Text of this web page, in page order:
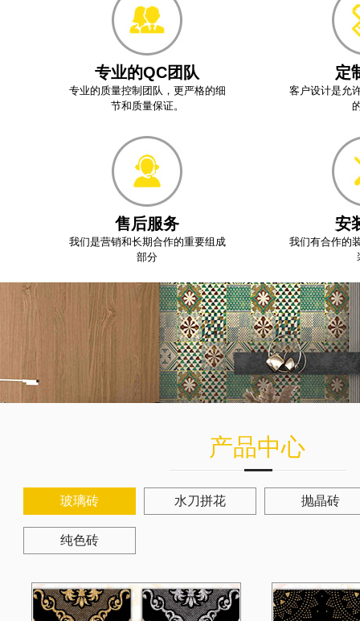
专业的QC团队
专业的质量控制团队，更严格的细
节和质量保证。
定
客户设计是允
售后服务
我们是营销和长期合作的重要组成
部分
安
我们有合作的
产品中心
玻璃砖 水刀拼花 抛晶砖
纯色砖